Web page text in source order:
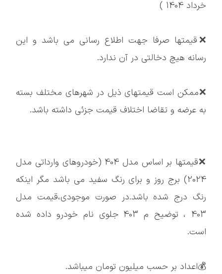
خرداد 1404 )
❌قیمتها صرفا جهت اطلاع رسانی می باشد و این
رسانه هیچ دخالتی در آن ندارد.
❌ممکن است قيمتهای ذیل در شهرهای مختلف بسته
به عرضه و تقاضا اختلاف قیمت جزئی داشته باشد.
❌قیمتها بر اساس مدل 404 (خودروهای وارداتی مدل
2024) برج روز و برای رنگ سفید می باشد مگر اینکه
رنگ درج شده باشد.در صورت موجودی،قیمت مدل
403 ، توضیح م 403 جلوی نام خودرو داده شده
است.
💰اعداد بر حسب میلیون تومان میباشد.